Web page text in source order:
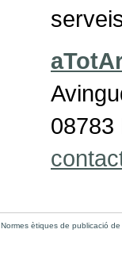
08783
Normes ètiques de publicació de